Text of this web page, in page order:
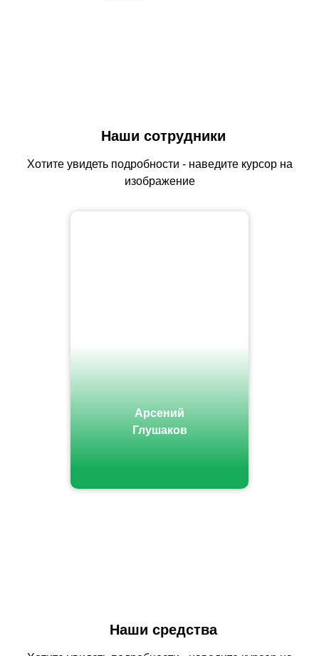
Наши сотрудники
Хотите увидеть подробности - наведите курсор на
изображение
Арсений
Глушаков
Наши средства